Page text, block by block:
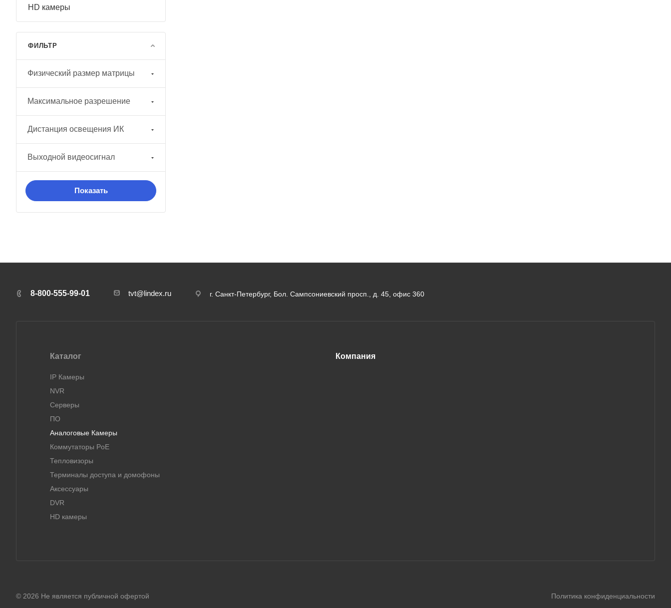
HD камеры
ФИЛЬТР
Физический размер матрицы
Максимальное разрешение
Дистанция освещения ИК
Выходной видеосигнал
8-800-555-99-01 tvt@lindex.ru г. Санкт-Петербург, Бол. Сампсониевский просп., д. 45, офис 360
Каталог
IP Камеры
NVR
Серверы
ПО
Аналоговые Камеры
Коммутаторы PoE
Тепловизоры
Терминалы доступа и домофоны
Аксессуары
DVR
HD камеры
Компания
© 2026 Не является публичной офертой Политика конфиденциальности